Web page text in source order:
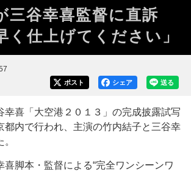
三谷幸喜監督に直訴
く仕上げてください」
送る
シェア
ポスト
喜「大空港２０１３」の完成披露試写
都内で行われ、主演の竹内結子と三谷幸
脚本・監督による“完全ワンシーンワ